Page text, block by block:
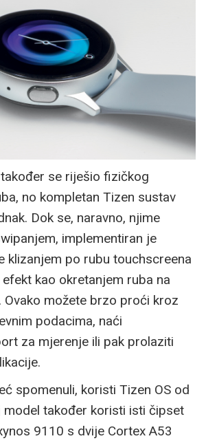
se riješio fizičkog
no kompletan Tizen sustav
Dok se, naravno, njime
implementiran je
klizanjem po rubu touchscreena
kao okretanjem ruba na
Ovako možete brzo proći kroz
podacima, naći
za mjerenje ili pak prolaziti
spomenuli, koristi Tizen OS od
model također koristi isti čipset
9110 s dvije Cortex A53